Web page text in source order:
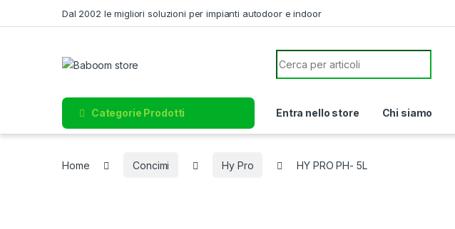
Dal 2002 le migliori soluzioni per impianti autodoor e indoor
Search for:
Categorie Prodotti Entra nello store Chi siamo
Home Concimi Hy Pro HY PRO PH- 5L